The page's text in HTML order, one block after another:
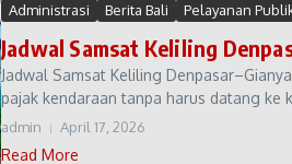
Administrasi Berita Bali Pelayanan
Jadwal Samsat Keliling
Jadwal Samsat Keliling
pajak kendaraan tanpa harus datang ke
admin April 17, 2026
Read More